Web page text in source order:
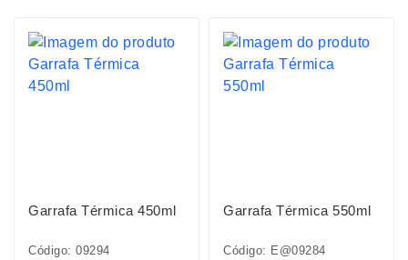
Garrafa Térmica 450ml
Código: 09294
Garrafa Térmica 550ml
Código: E@09284